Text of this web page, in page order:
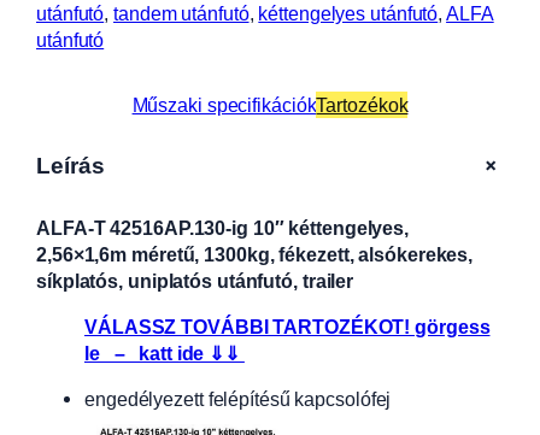
utánfutó, tandem utánfutó, kéttengelyes utánfutó, ALFA
utánfutó
Műszaki specifikációkTartozékok
Leírás +
ALFA-T 42516AP.130-ig 10″ kéttengelyes,
2,56×1,6m méretű, 1300kg, fékezett, alsókerekes,
síkplatós, uniplatós utánfutó, trailer
VÁLASSZ TOVÁBBI TARTOZÉKOT! görgess
le – katt ide ⇓⇓
engedélyezett felépítésű kapcsolófej